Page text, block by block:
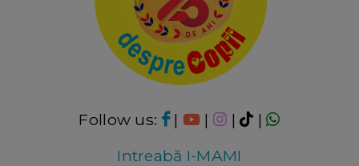
Follow us: | | |
|
Intreabă I-MAMI